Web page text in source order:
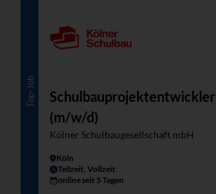
Top-Job
Schulbauprojektentwickler
(m/w/d)
Kölner Schulbaugesellschaft mbH
Köln
Teilzeit, Vollzeit
online seit 5 Tagen